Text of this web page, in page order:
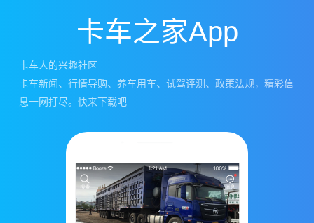
卡车之家App
卡车人的兴趣社区
卡车新闻、行情导购、养车用车、试驾评测、政策法规，精彩信
息一网打尽。快来下载吧